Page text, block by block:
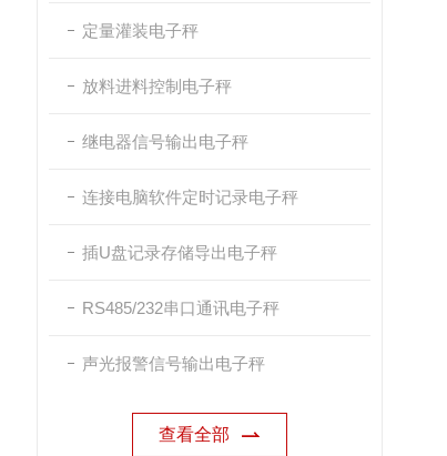
定量灌装电子秤
放料进料控制电子秤
继电器信号输出电子秤
连接电脑软件定时记录电子秤
插U盘记录存储导出电子秤
RS485/232串口通讯电子秤
声光报警信号输出电子秤
查看全部